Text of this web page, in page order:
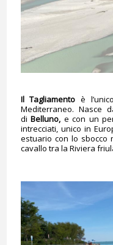
Il Tagliamento è
Mediterraneo. Nasce
diBelluno, e con un
intrecciati, unico in
estuario con lo sbocco
cavallo tra la Riviera